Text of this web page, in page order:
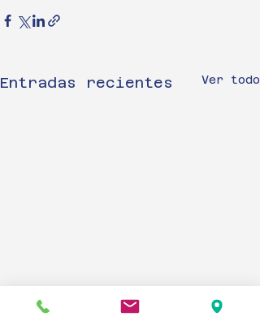
Entradas recientes Ver todo